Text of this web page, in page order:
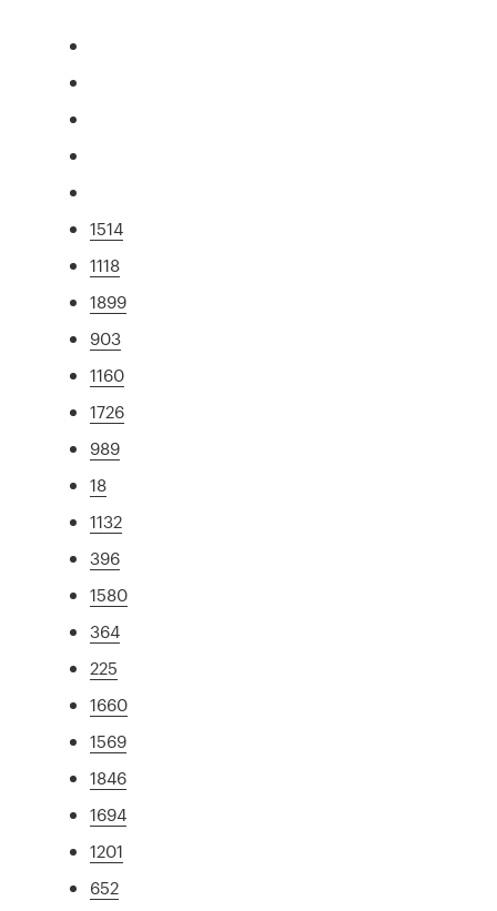
1514
1118
1899
903
1160
1726
989
18
1132
396
1580
364
225
1660
1569
1846
1694
1201
652